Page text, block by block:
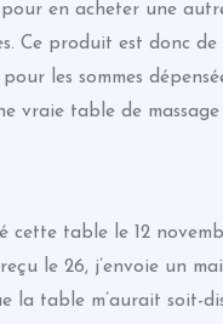
en acheter une
Ce produit est donc
les sommes
vraie table de
cette table le 12
le 26, j’envoie un
la table m’aurait soit-